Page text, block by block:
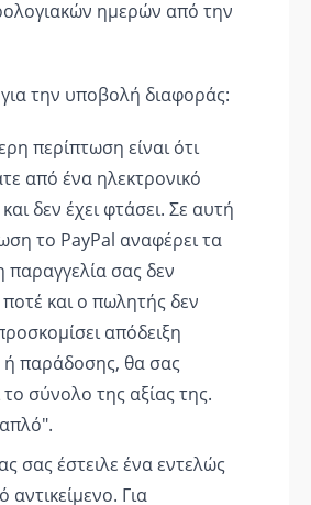
ημερών από την
την υποβολή διαφοράς:
περίπτωση είναι ότι
από ένα ηλεκτρονικό
δεν έχει φτάσει. Σε αυτή
το PayPal αναφέρει τα
παραγγελία σας δεν
ποτέ και ο πωλητής δεν
απόδειξη
παράδοσης, θα σας
το σύνολο της αξίας της.
σας έστειλε ένα εντελώς
αντικείμενο. Για